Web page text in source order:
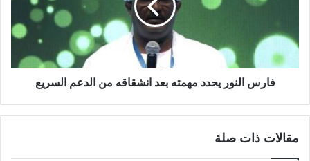
من
الدعم
السريع
فارس النور يحدد مهمته بعد انشقاقه من الدعم السريع
مقالات ذات صلة